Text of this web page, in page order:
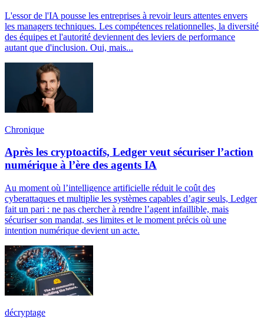
L'essor de l'IA pousse les entreprises à revoir leurs attentes envers
les managers techniques. Les compétences relationnelles, la diversité
des équipes et l'autorité deviennent des leviers de performance
autant que d'inclusion. Oui, mais...
Chronique
Après les cryptoactifs, Ledger veut sécuriser l’action
numérique à l’ère des agents IA
Au moment où l’intelligence artificielle réduit le coût des
cyberattaques et multiplie les systèmes capables d’agir seuls, Ledger
fait un pari : ne pas chercher à rendre l’agent infaillible, mais
sécuriser son mandat, ses limites et le moment précis où une
intention numérique devient un acte.
décryptage